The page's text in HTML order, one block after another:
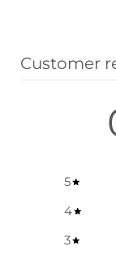
Customer
5
4
3